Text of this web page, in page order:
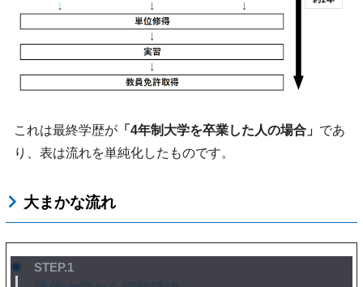
これは最終学歴が 「4年制大学を卒業した人の場合」 であ
り、表は流れを単純化したものです。
大まかな流れ
STEP.1